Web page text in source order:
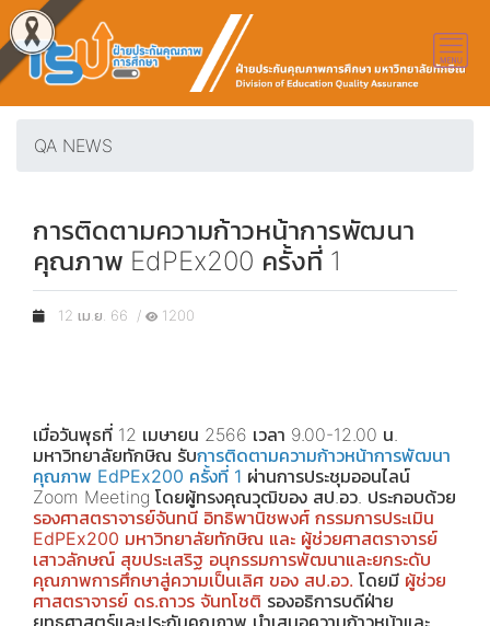
QA NEWS
การติดตามความก้าวหน้าการพัฒนา
คุณภาพ EdPEx200 ครั้งที่ 1
12 เม.ย. 66 / 1200
เมื่อวันพุธที่ 12 เมษายน 2566 เวลา 9.00-12.00 น.
มหาวิทยาลัยทักษิณ รับการติดตามความก้าวหน้าการพัฒนา
คุณภาพ EdPEx200 ครั้งที่ 1 ผ่านการประชุมออนไลน์
Zoom Meeting โดยผู้ทรงคุณวุฒิของ สป.อว. ประกอบด้วย
รองศาสตราจารย์จันทนี อิทธิพานิชพงศ์ กรรมการประเมิน
EdPEx200 มหาวิทยาลัยทักษิณ และ ผู้ช่วยศาสตราจารย์
เสาวลักษณ์ สุขประเสริฐ อนุกรรมการพัฒนาและยกระดับ
คุณภาพการศึกษาสู่ความเป็นเลิศ ของ สป.อว. โดยมี ผู้ช่วย
ศาสตราจารย์ ดร.ถาวร จันทโชติ รองอธิการบดีฝ่าย
ยุทธศาสตร์และประกันคุณภาพ นำเสนอความก้าวหน้าและ